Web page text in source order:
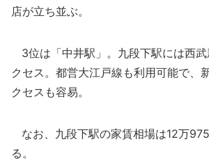
店が立ち並ぶ。
3位は「中井駅」。九段下駅には西
クセス。都営大江戸線も利用可能で、
クセスも容易。
なお、九段下駅の家賃相場は12万
る。